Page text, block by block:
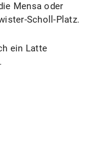
Mensa oder
Scholl-Platz.
ein Latte